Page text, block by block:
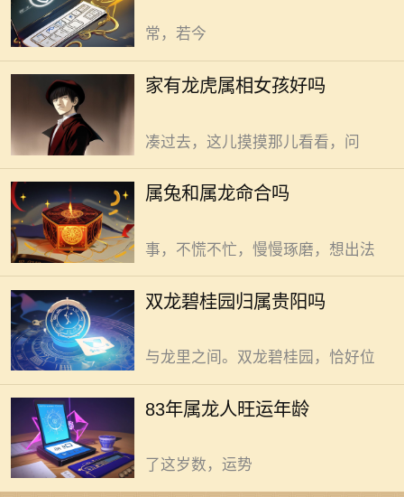
常，若今
家有龙虎属相女孩好吗
质，是家中别样的存在。 龙属相
女孩，灵动聪慧尽显。对啥都好奇，
眼睛滴溜溜转，打小就透着一股机灵
凑过去，这儿摸摸那儿看看，问
属兔和属龙命合吗
属兔和属龙命合，这并不绝对却
有相处之道。这事儿，众说纷纭。
日微风，轻柔不燥。做事，稳稳当
当，不冒进。待人，和和气气，一团
和气。日常里，喜欢安静，窝在角
事，不慌不忙，慢慢琢磨，想出法
双龙碧桂园归属贵阳吗
双龙碧桂园归属贵阳？答案并不
绝对。 双龙，常被视作贵阳双龙
房企，所建楼盘众多。可双龙碧桂
园，是否就一定归属贵阳呢。实现家
庭般的归属感探寻，得先从地理位置
与龙里之间。双龙碧桂园，恰好位
83年属龙人旺运年龄
83年属龙人39岁后运势渐佳，
35、41、47、53、59岁亦是关键节
不服输的劲儿，让他们在年轻时总想
着闯出一片天。可现实总爱开玩笑，
事业刚有起色就遇瓶颈，感情刚稳定
了这岁数，运势